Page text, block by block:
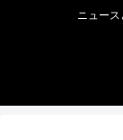
ニュース